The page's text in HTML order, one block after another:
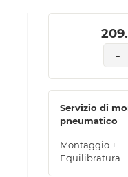
-
Servizio di
pneumatico
Montaggio +
Equilibratura